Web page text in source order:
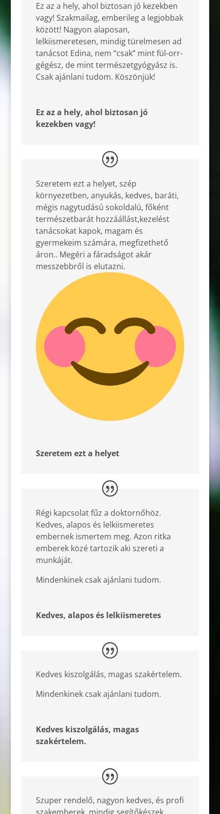
Ez az a hely, ahol biztosan jó kezekben
vagy! Szakmailag, emberileg a legjobbak
között! Nagyon alaposan,
lelkiismeretesen, mindig türelmesen ad
tanácsot Edina, nem “csak” mint fül-orr-
gégész, de mint természetgyógyász is.
Csak ajánlani tudom. Köszönjük!
Ez az a hely, ahol biztosan jó
kezekben vagy!
Szeretem ezt a helyet, szép
környezetben, anyukás, kedves, baráti,
mégis nagytudású sokoldalú, főként
természetbarát hozzáállást,kezelést
tanácsokat kapok, magam és
gyermekeim számára, megfizethető
áron.. Megéri a fáradságot akár
messzebbről is elutazni.
Szeretem ezt a helyet
Régi kapcsolat fűz a doktornőhöz.
Kedves, alapos és lelkiismeretes
embernek ismertem meg. Azon ritka
emberek közé tartozik aki szereti a
munkáját.
Mindenkinek csak ajánlani tudom.
Kedves, alapos és lelkiismeretes
Kedves kiszolgálás, magas szakértelem.
Mindenkinek csak ajánlani tudom.
Kedves kiszolgálás, magas
szakértelem.
Szuper rendelő, nagyon kedves, és profi